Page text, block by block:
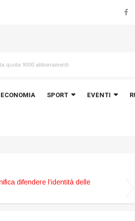
quota 9000 abbonamenti
ECONOMIA SPORT EVENTI
difendere l’identità delle